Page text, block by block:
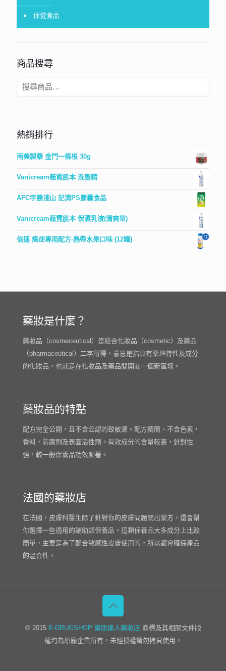
保健食品
商品搜尋
熱銷排行
南美製藥 金門一條根 30g
Vanicream薇霓肌本 洗髮精
AFC宇勝淺山 記清PS膠囊食品
Vanicream薇霓肌本 保濕乳液(清爽型)
倍速 癌症專用配方-熱帶水果口味 (12罐)
藥妝是什麼？
藥妝品（cosmeceutical）是結合化妝品（cosmetic）及藥品
（pharmaceutical）二字所得，意思是指具有藥理特性及成分
的化妝品，也就是在化妝品及藥品間開闢一個新區塊。
藥妝品的特點
配方完全公開，且不含公認的致敏源。配方精簡，不含色素，
香料，防腐劑及表面活性劑。有效成分的含量較高，針對性
強，較一般保養品功效顯著。
法國的藥妝店
在法國，皮膚科醫生除了針對你的皮膚問題開出藥方，還會幫
你選擇一些適用的輔助類保養品。這類保養品大多成分上比較
簡單，主要是為了配合敏感性皮膚使用的，所以都會確保產品
的溫合性。
© 2015 E-DRUGSHOP 藥妝達人藥妝店商標及其相關文件版
權均為原廠企業所有，未經授權請勿拷貝使用。